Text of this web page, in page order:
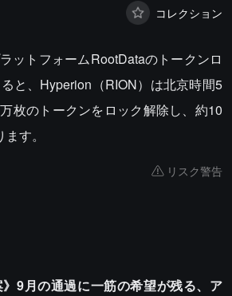
コレクション
ットフォームRootDataのトークンロ
と、Hyperion（RION）は北京時間5
枚のトークンをロック解除し、約10
す。
リスク警告
》9月の通過に一筋の希望が残る、ア